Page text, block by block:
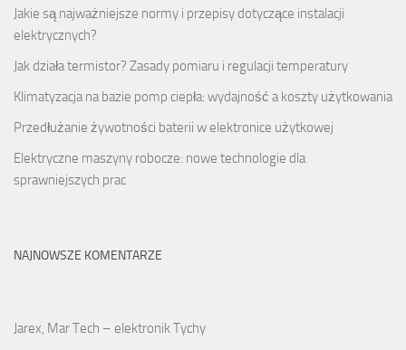
Jakie są najważniejsze normy i przepisy dotyczące instalacji
elektrycznych?
Jak działa termistor? Zasady pomiaru i regulacji temperatury
Klimatyzacja na bazie pomp ciepła: wydajność a koszty użytkowania
Przedłużanie żywotności baterii w elektronice użytkowej
Elektryczne maszyny robocze: nowe technologie dla
sprawniejszych prac
NAJNOWSZE KOMENTARZE
Jarex, Mar Tech – elektronik Tychy